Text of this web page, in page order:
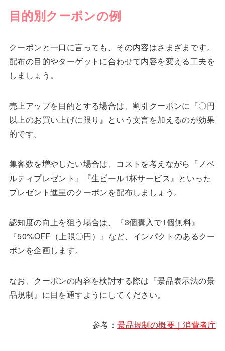
目的別クーポンの例
クーポンと一口に言っても、その内容はさまざまです。
配布の目的やターゲットに合わせて内容を変える工夫を
しましょう。
売上アップを目的とする場合は、割引クーポンに『〇円
以上のお買い上げに限り』という文言を加えるのが効果
的です。
集客数を増やしたい場合は、コストを考えながら『ノベ
ルティプレゼント』『生ビール1杯サービス』といった
プレゼント進呈のクーポンを配布しましょう。
認知度の向上を狙う場合は、『3個購入で1個無料』
『50%OFF（上限〇円）』など、インパクトのあるクー
ポンを企画します。
なお、クーポンの内容を検討する際は『景品表示法の景
品規制』に目を通すようにしてください。
参考：景品規制の概要｜消費者庁